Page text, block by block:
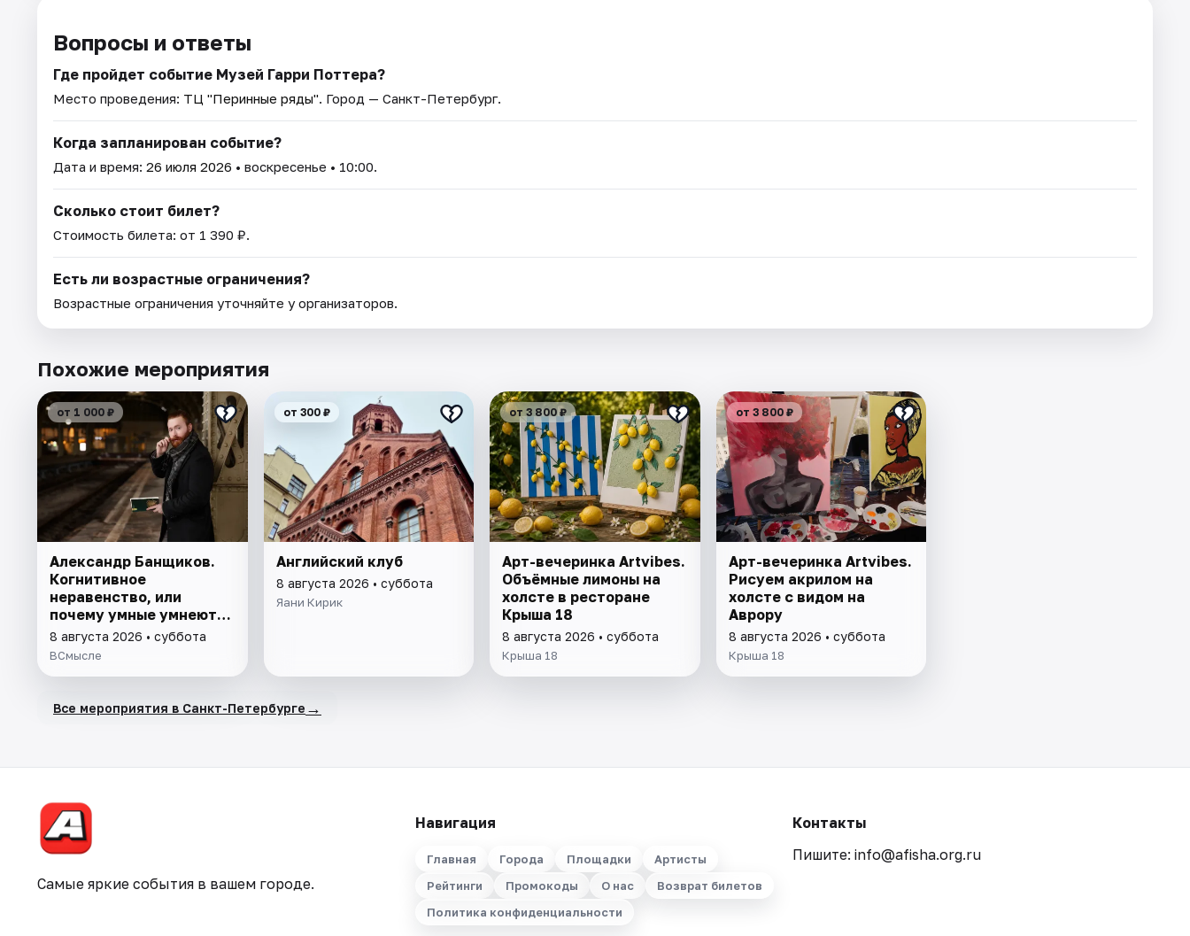
Вопросы и ответы
Где пройдет событие Музей Гарри Поттера?
Место проведения: ТЦ "Перинные ряды". Город — Санкт-Петербург.
Когда запланирован событие?
Дата и время: 26 июля 2026 • воскресенье • 10:00.
Сколько стоит билет?
Стоимость билета: от 1 390 ₽.
Есть ли возрастные ограничения?
Возрастные ограничения уточняйте у организаторов.
Похожие мероприятия
от 1 000 ₽
Александр Банщиков.
Когнитивное
неравенство, или
почему умные умнеют, а
глупые глупеют
8 августа 2026 • суббота
ВСмысле
от 300 ₽
Английский клуб
8 августа 2026 • суббота
Яани Кирик
от 3 800 ₽
Арт-вечеринка Artvibes.
Объёмные лимоны на
холсте в ресторане
Крыша 18
8 августа 2026 • суббота
Крыша 18
от 3 800 ₽
Арт-вечеринка Artvibes.
Рисуем акрилом на
холсте с видом на
Аврору
8 августа 2026 • суббота
Крыша 18
Все мероприятия в Санкт-Петербурге →
Самые яркие события в вашем городе.
Навигация
Главная Города Площадки
Артисты
Рейтинги
Промокоды О нас
Возврат билетов
Политика конфиденциальности
Контакты
Пишите: info@afisha.org.ru